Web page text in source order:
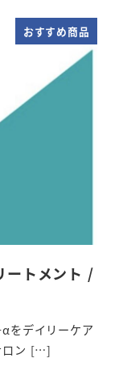
おすすめ商品
ートメント /
をデイリーケア
ロン […]